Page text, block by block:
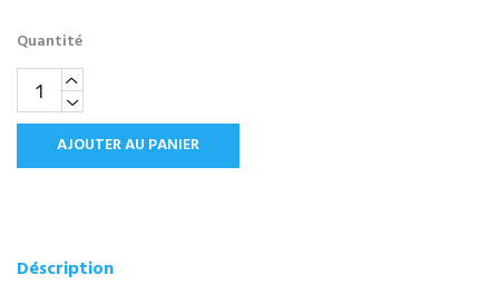
Quantité
AJOUTER AU PANIER
Déscription